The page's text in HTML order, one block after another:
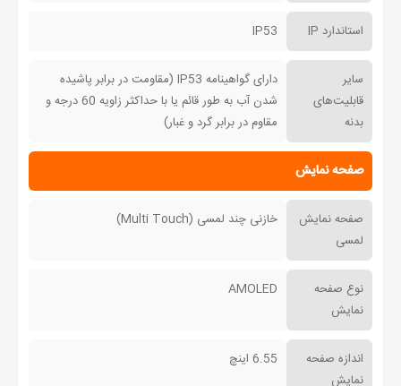
استاندارد IP IP53
سایر
قابلیت‌های
بدنه
دارای گواهینامه IP53 (مقاومت در برابر پاشیده
شدن آب به طور قائم یا با حداکثر زاویه 60 درجه و
مقاوم در برابر گرد و غبار)
صفحه نمایش
صفحه نمایش
لمسی
خازنی چند لمسی (Multi Touch)
نوع صفحه
نمایش
AMOLED
اندازه صفحه
نمایش
6.55 اینچ